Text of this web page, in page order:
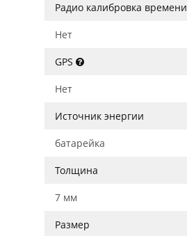
Радио калибровка времени
Нет
GPS
Нет
Источник энергии
батарейка
Толщина
7 мм
Размер